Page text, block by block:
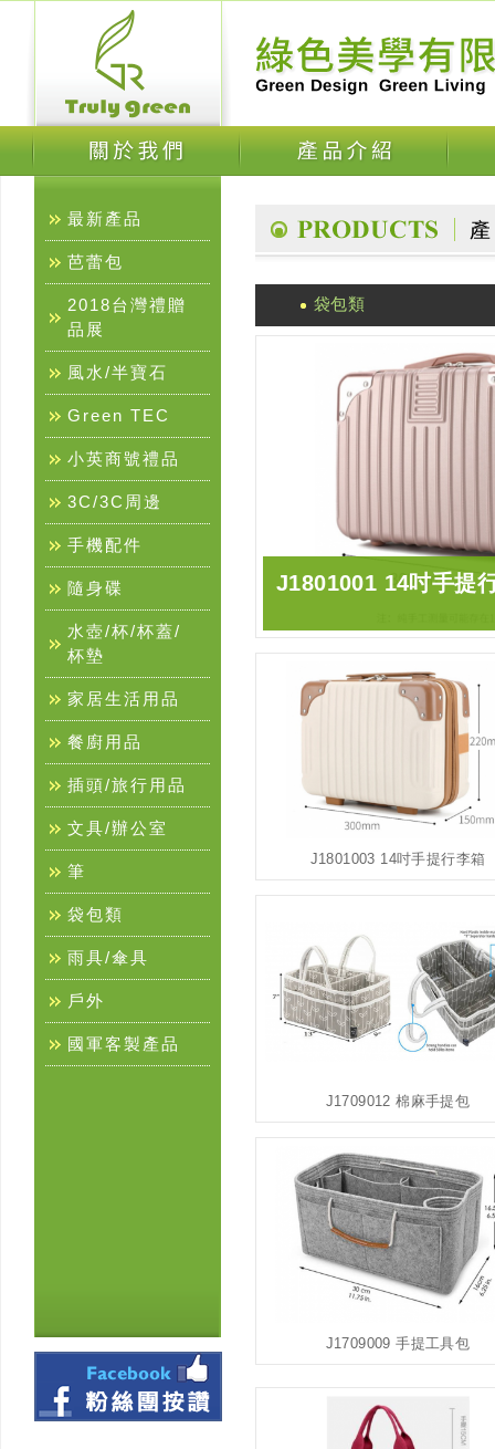
最新產品
芭蕾包
2018台灣禮贈
品展
風水/半寶石
Green TEC
小英商號禮品
3C/3C周邊
手機配件
隨身碟
水壺/杯/杯蓋/
杯墊
家居生活用品
餐廚用品
插頭/旅行用品
文具/辦公室
筆
袋包類
雨具/傘具
戶外
國軍客製產品
袋包類
J1801001 14吋手提
J1801003 14吋手提行李箱
J1709012 棉麻手提包
J1709009 手提工具包